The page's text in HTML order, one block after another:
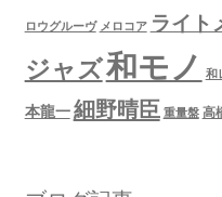
ロウグルーヴ メロコア ライト
ジャズ和モノ 和
本龍一細野晴臣 重量盤 高